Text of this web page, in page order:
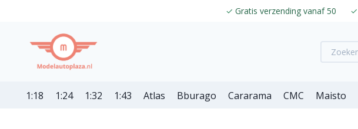
✓ Gratis verzending vanaf 50 ✓
1:18 1:24 1:32 1:43 Atlas Bburago Cararama CMC Maisto